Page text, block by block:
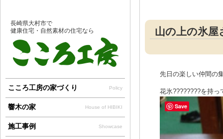
山の上の氷屋
先日の楽しい仲間の
花氷????????を持
長崎県大村市で
健康住宅・自然素材の住宅なら
こころ工房の家づくり Policy
響木の家 House of HIBIKI
施工事例 Showcase
Save